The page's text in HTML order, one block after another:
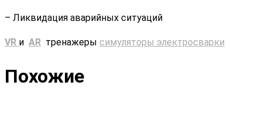
– Ликвидация аварийных ситуаций
VR и AR тренажеры симуляторы электросварки
Похожие